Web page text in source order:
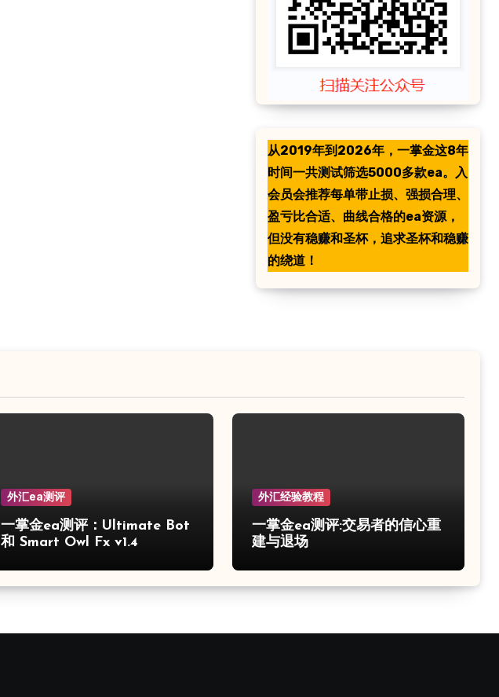
从2019年到2026年，一掌金这8年
时间一共测试筛选5000多款ea。入
会员会推荐每单带止损、强损合理、
盈亏比合适、曲线合格的ea资源，
但没有稳赚和圣杯，追求圣杯和稳赚
的绕道！
外汇ea测评
一掌金ea测评：Ultimate Bot
和 Smart Owl Fx v1.4
外汇经验教程
一掌金ea测评:交易者的信心重
建与退场